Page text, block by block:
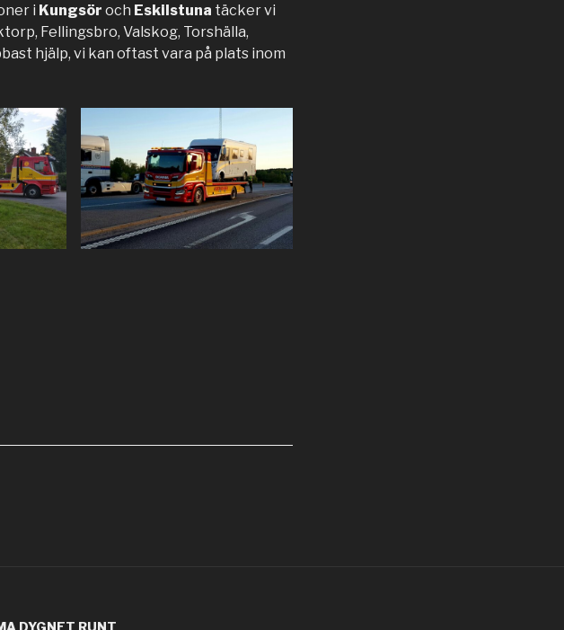
i Kungsör och Eskilstuna täcker vi
Fellingsbro, Valskog, Torshälla,
hjälp, vi kan oftast vara på plats inom